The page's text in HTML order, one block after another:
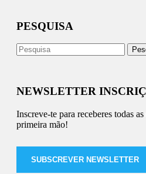
PESQUISA
NEWSLETTER
Inscreve-te para receberes todas
primeira mão!
SUBSCREVER NEWSLETTER